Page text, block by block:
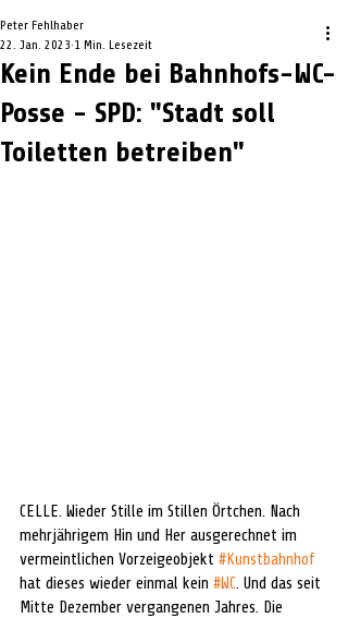
Kein Ende bei Bahnhofs-WC-
Posse - SPD: "Stadt soll
Toiletten betreiben"
Peter Fehlhaber
22. Jan. 2023 1 Min. Lesezeit
CELLE. Wieder Stille im Stillen Örtchen. Nach
mehrjährigem Hin und Her ausgerechnet im
vermeintlichen Vorzeigeobjekt #Kunstbahnhof
hat dieses wieder einmal kein #WC. Und das seit
Mitte Dezember vergangenen Jahres. Die